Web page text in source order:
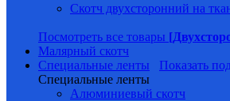
Скотч двухсторонний на
Посмотреть все товары
Малярный скотч
Специальные ленты
Показать
Специальные ленты
Алюминиевый скотч